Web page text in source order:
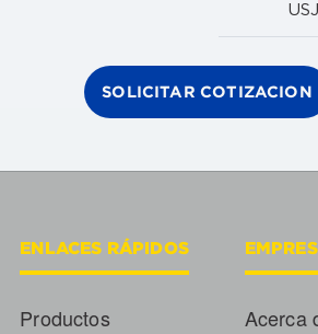
SOLICITAR COTIZACION
ENLACES RÁPIDOS
Productos Acerca